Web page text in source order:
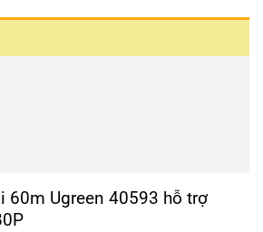
60m Ugreen 40593 hỗ trợ